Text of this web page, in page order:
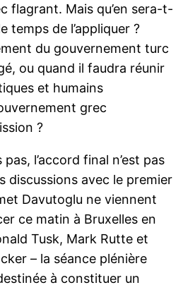
flagrant. Mais qu’en sera-t-
temps de l’appliquer ?
du gouvernement turc
ou quand il faudra réunir
et humains
grec
?
l’accord final n’est pas
discussions avec le premier
Davutoglu ne viennent
ce matin à Bruxelles en
Tusk, Mark Rutte et
– la séance plénière
à constituer un